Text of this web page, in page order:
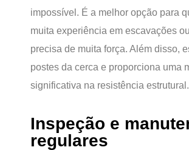
impossível. É a melhor opção para
muita experiência em escavações
precisa de muita força. Além disso,
postes da cerca e proporciona uma
significativa na resistência estrutural.
Inspeção e
regulares